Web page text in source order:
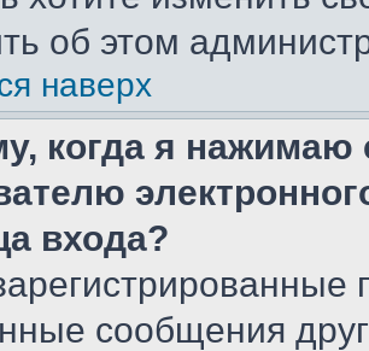
об этом
наверх
когда я нажимаю
входа?
сообщения